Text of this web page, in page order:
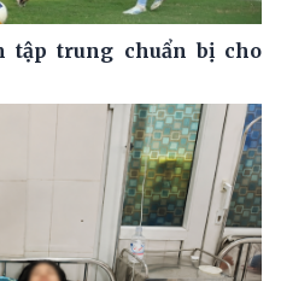
tập trung chuẩn bị cho